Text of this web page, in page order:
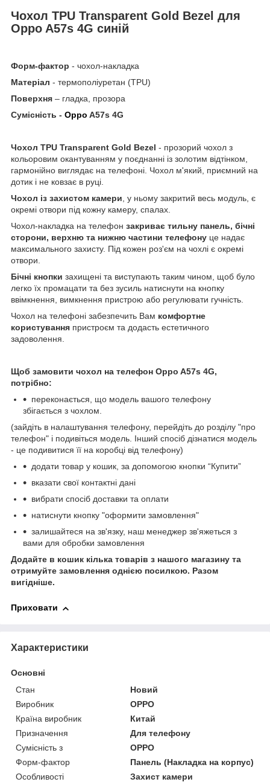
Чохол TPU Transparent Gold Bezel для
Oppo A57s 4G синій
Форм-фактор - чохол-накладка
Матеріал - термополіуретан (TPU)
Поверхня – гладка, прозора
Сумісність - Oppo A57s 4G
Чохол TPU Transparent Gold Bezel - прозорий чохол з
кольоровим окантуванням у поєднанні із золотим відтінком,
гармонійно виглядає на телефоні. Чохол м'який, приємний на
дотик і не ковзає в руці.
Чохол із захистом камери, у ньому закритий весь модуль, є
окремі отвори під кожну камеру, спалах.
Чохол-накладка на телефон закриває тильну панель, бічні
сторони, верхню та нижню частини телефону це надає
максимального захисту. Під кожен роз'єм на чохлі є окремі
отвори.
Бічні кнопки захищені та виступають таким чином, щоб було
легко їх промацати та без зусиль натиснути на кнопку
ввімкнення, вимкнення пристрою або регулювати гучність.
Чохол на телефоні забезпечить Вам комфортне
користування пристроєм та додасть естетичного
задоволення.
Щоб замовити чохол на телефон Oppo A57s 4G,
потрібно:
переконається, що модель вашого телефону
збігається з чохлом.
(зайдіть в налаштування телефону, перейдіть до розділу "про
телефон" і подивіться модель. Інший спосіб дізнатися модель
- це подивитися її на коробці від телефону)
додати товар у кошик, за допомогою кнопки “Купити”
вказати свої контактні дані
вибрати спосіб доставки та оплати
натиснути кнопку "оформити замовлення"
залишайтеся на зв'язку, наш менеджер зв'яжеться з
вами для обробки замовлення
Додайте в кошик кілька товарів з нашого магазину та
отримуйте замовлення однією посилкою. Разом
вигідніше.
Приховати
Характеристики
Основні
Стан
Новий
Виробник
OPPO
Країна виробник
Китай
Призначення
Для телефону
Сумісність з
OPPO
Форм-фактор
Панель (Накладка на корпус)
Особливості
Захист камери